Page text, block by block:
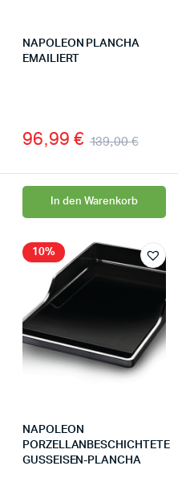
NAPOLEON PLANCHA
EMAILIERT
139,00€
96,99 €
In den Warenkorb
10%
NAPOLEON
PORZELLANBESCHICHTETE
GUSSEISEN-PLANCHA